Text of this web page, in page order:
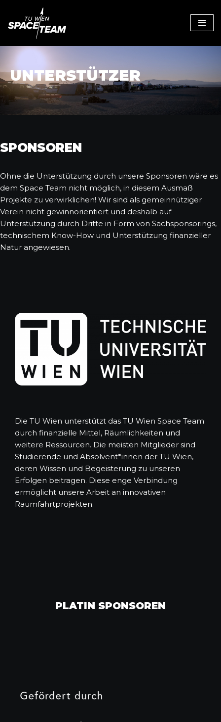
Zum
UNTERSTÜTZER
SPONSOREN
Ohne die Unterstützung durch unsere Sponsoren wäre es
dem Space Team nicht möglich, in diesem Ausmaß
Projekte zu verwirklichen! Wir sind als gemeinnütziger
Verein nicht gewinnorientiert und deshalb auf
Unterstützung durch Dritte in Form von Sachsponsorings,
technischem Know-How und Unterstützung finanzieller
Natur angewiesen.
Die TU Wien unterstützt das TU Wien Space Team
durch finanzielle Mittel, Räumlichkeiten und
weitere Ressourcen. Die meisten Mitglieder sind
Studierende und Absolvent*innen der TU Wien,
deren Wissen und Begeisterung zu unseren
Erfolgen beitragen. Diese enge Verbindung
ermöglicht unsere Arbeit an innovativen
Raumfahrtprojekten.
PLATIN SPONSOREN